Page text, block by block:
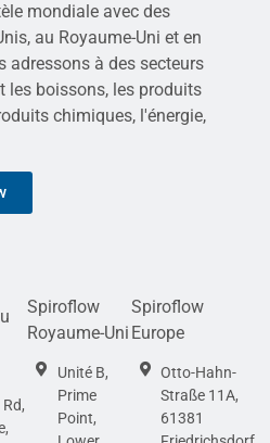
mondiale avec des
au Royaume-Uni et en
adressons à des secteurs
les boissons, les produits
chimiques, l'énergie,
Spiroflow
Royaume-Uni
Unité B,
Prime
Point,
Spiroflow
Europe
Otto-Hahn-
Straße 11A,
61381